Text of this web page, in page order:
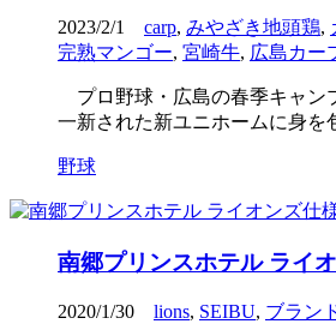
2023/2/1 carp, みやざき地頭鶏,
完熟マンゴー, 宮崎牛, 広島カー
プロ野球・広島の春季キャン
一新された新ユニホームに身を
野球
南郷プリンスホテル ライ
2020/1/30 lions, SEIBU, ブラン